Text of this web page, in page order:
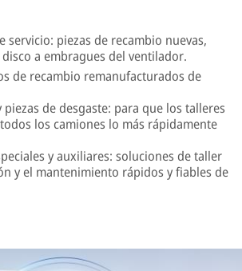
servicio: piezas de recambio nuevas,
a embragues del ventilador.
de recambio remanufacturados de
piezas de desgaste: para que los talleres
los camiones lo más rápidamente
y auxiliares: soluciones de taller
y el mantenimiento rápidos y fiables de